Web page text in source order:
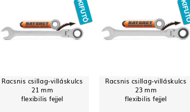
Racsnis csillag-villáskulcs
21 mm
flexibilis fejjel
Racsnis csillag-villáskulcs
23 mm
flexibilis fejjel